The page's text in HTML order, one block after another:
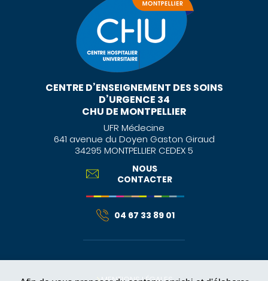
CENTRE D’ENSEIGNEMENT DES SOINS
D’URGENCE 34
CHU DE MONTPELLIER
UFR Médecine
641 avenue du Doyen Gaston Giraud
34295 MONTPELLIER CEDEX 5
NOUS
CONTACTER
04 67 33 89 01